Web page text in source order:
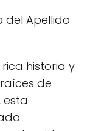
del Apellido
historia y
de
esta